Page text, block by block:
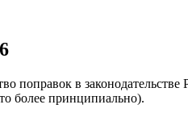
поправок в
более принципиально).